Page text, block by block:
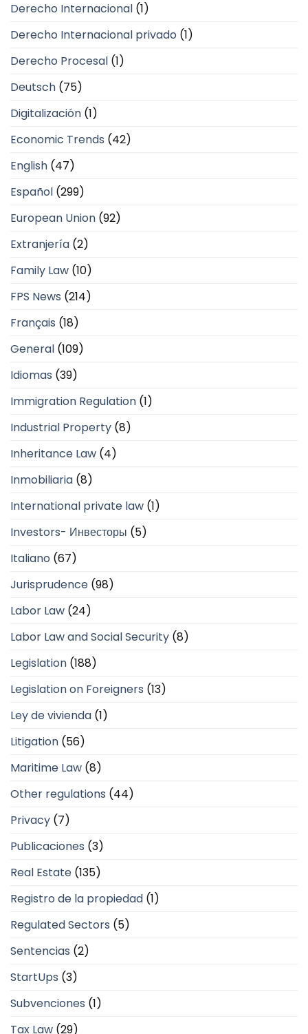
Derecho Internacional (1)
Derecho Internacional privado (1)
Derecho Procesal (1)
Deutsch (75)
Digitalización (1)
Economic Trends (42)
English (47)
Español (299)
European Union (92)
Extranjería (2)
Family Law (10)
FPS News (214)
Français (18)
General (109)
Idiomas (39)
Immigration Regulation (1)
Industrial Property (8)
Inheritance Law (4)
Inmobiliaria (8)
International private law (1)
Investors- Инвесторы (5)
Italiano (67)
Jurisprudence (98)
Labor Law (24)
Labor Law and Social Security (8)
Legislation (188)
Legislation on Foreigners (13)
Ley de vivienda (1)
Litigation (56)
Maritime Law (8)
Other regulations (44)
Privacy (7)
Publicaciones (3)
Real Estate (135)
Registro de la propiedad (1)
Regulated Sectors (5)
Sentencias (2)
StartUps (3)
Subvenciones (1)
Tax Law (29)